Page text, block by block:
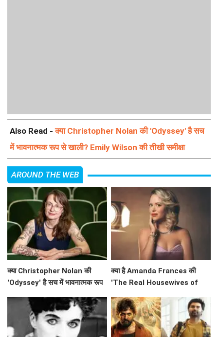
Also Read -क्या Christopher Nolan की 'Odyssey' है सच
में भावनात्मक रूप से खाली? Emily Wilson की तीखी समीक्षा
AROUND THE WEB
क्या Christopher Nolan की
'Odyssey' है सच में भावनात्मक रूप
क्या है Amanda Frances की
'The Real Housewives of
कारण?